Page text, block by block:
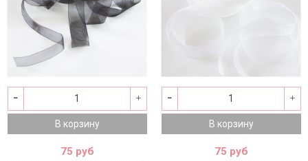
В корзину
75 руб
В корзину
75 руб